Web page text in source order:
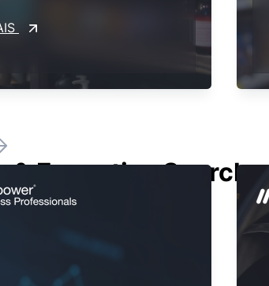
& Executive Search